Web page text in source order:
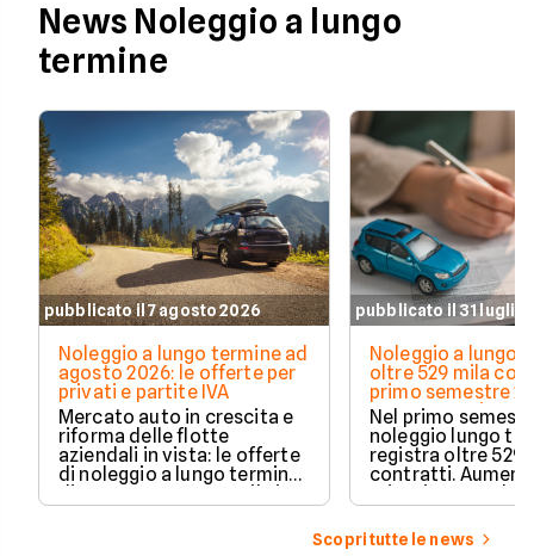
News Noleggio a lungo
termine
pubblicato il 7 agosto 2026
Noleggio a lungo termine ad
agosto 2026: le offerte per
privati e partite IVA
Mercato auto in crescita e
riforma delle flotte
aziendali in vista: le offerte
di noleggio a lungo termine
di agosto 2026 su Facile.it,
per privati e partite IVA.
pubblicato il 31 luglio
Noleggio a lungo
oltre 529 mila
primo semestre
Crescono privati
elettrificate
Nel primo
noleggio lungo
registra oltre 529
contratti.
privati, cresce la
media e
plug-in ed
dati Unrae.
Scopri tutte le news